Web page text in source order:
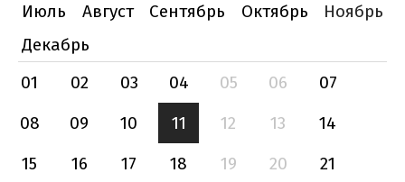
Июль
Август Сентябрь Октябрь
Ноябрь
Декабрь
01
02 03 04 05 06
07
08
09 10 11 12 13
14
15
16 17 18 19 20
21